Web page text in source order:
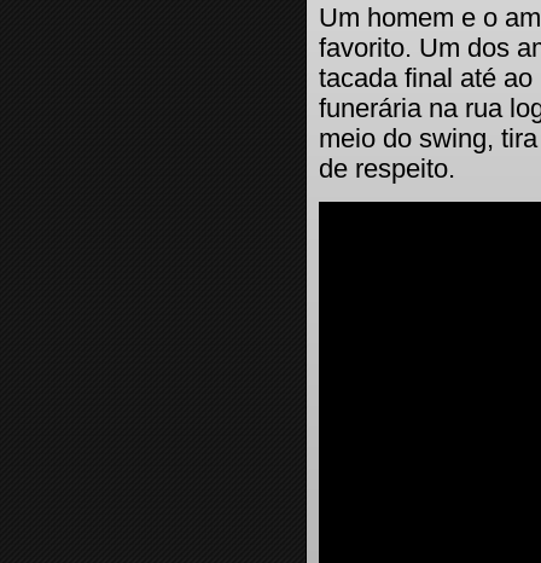
Um homem e o
favorito. Um dos
tacada final até
funerária na rua
meio do swing,
de respeito.